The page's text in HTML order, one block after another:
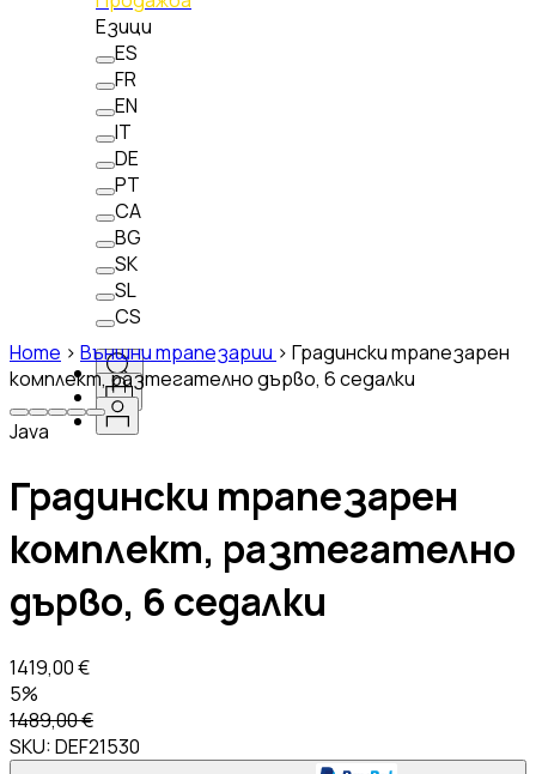
Езици
ES
FR
EN
IT
DE
PT
CA
BG
SK
SL
CS
Home > Външни трапезарии > Градински трапезарен
комплект, разтегателно дърво, 6 седалки
Java
Градински трапезарен
комплект, разтегателно
дърво, 6 седалки
1419,00 €
5%
1489,00 €
SKU:DEF21530